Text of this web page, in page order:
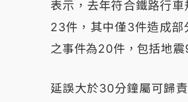
表示，去年符合鐵路行
23件，其中僅3件造成部
之事件為20件，包括地
延誤大於30分鐘屬可歸